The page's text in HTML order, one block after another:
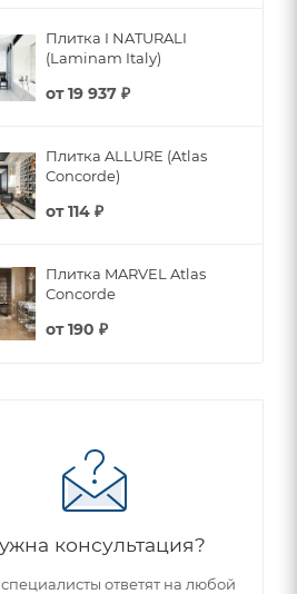
Плитка I NATURALI
(Laminam Italy)
от19 937 ₽
Плитка ALLURE (Atlas
Concorde)
от114 ₽
Плитка MARVEL Atlas
Concorde
от190 ₽
консультация?
ответят на любой